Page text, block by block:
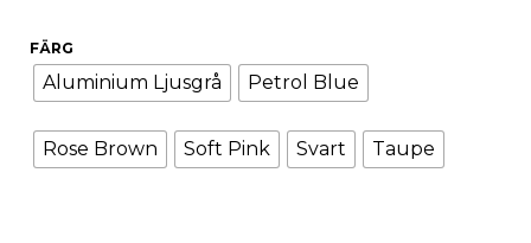
FÄRG
Aluminium Ljusgrå Petrol Blue
Rose Brown Soft Pink Svart Taupe